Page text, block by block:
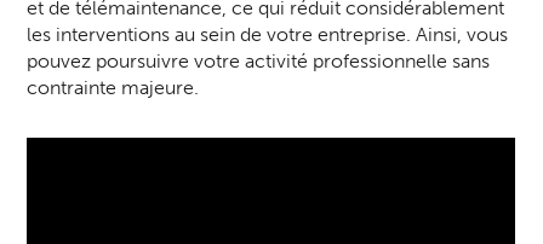
et de télémaintenance, ce qui réduit considérablement
les interventions au sein de votre entreprise. Ainsi, vous
pouvez poursuivre votre activité professionnelle sans
contrainte majeure.